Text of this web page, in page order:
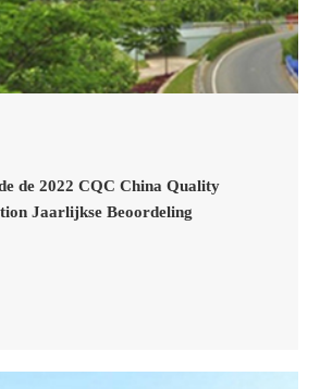
de 2022 CQC China Quality
Jaarlijkse Beoordeling